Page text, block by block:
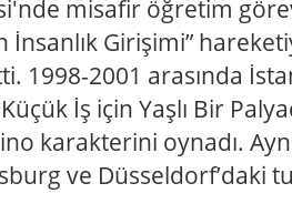
misafir öğretim
İnsanlık Girişimi”
1998-2001 arasında
İş için Yaşlı Bir
karakterini oynadı.
ve Düsseldorf’daki